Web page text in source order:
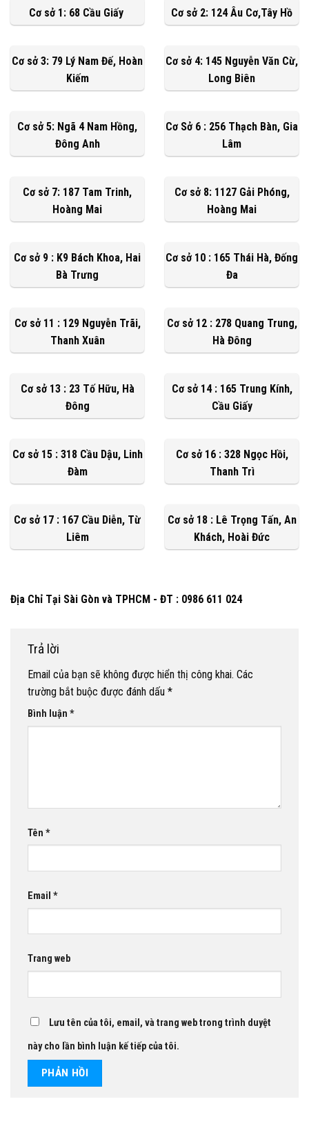
Cơ sở 1: 68 Cầu Giấy Cơ sở 2: 124 Âu Cơ,Tây Hồ
Cơ sở 3: 79 Lý Nam Đế, Hoàn
Kiếm
Cơ sở 4: 145 Nguyễn Văn Cừ,
Long Biên
Cơ sở 5: Ngã 4 Nam Hồng,
Đông Anh
Cơ Sở 6 : 256 Thạch Bàn, Gia
Lâm
Cơ sở 7: 187 Tam Trinh,
Hoàng Mai
Cơ sở 8: 1127 Gải Phóng,
Hoàng Mai
Cơ sở 9 : K9 Bách Khoa, Hai
Bà Trưng
Cơ sở 10 : 165 Thái Hà, Đống
Đa
Cơ sở 11 : 129 Nguyễn Trãi,
Thanh Xuân
Cơ sở 12 : 278 Quang Trung,
Hà Đông
Cơ sở 13 : 23 Tố Hữu, Hà
Đông
Cơ sở 14 : 165 Trung Kính,
Cầu Giấy
Cơ sở 15 : 318 Cầu Dậu, Linh
Đàm
Cơ sở 16 : 328 Ngọc Hồi,
Thanh Trì
Cơ sở 17 : 167 Cầu Diễn, Từ
Liêm
Cơ sở 18 : Lê Trọng Tấn, An
Khách, Hoài Đức
Địa Chỉ Tại Sài Gòn và TPHCM - ĐT : 0986 611 024
Trả lời
Email của bạn sẽ không được hiển thị công khai. Các
trường bắt buộc được đánh dấu *
Bình luận *
Tên *
Email *
Trang web
Lưu tên của tôi, email, và trang web trong trình duyệt
này cho lần bình luận kế tiếp của tôi.